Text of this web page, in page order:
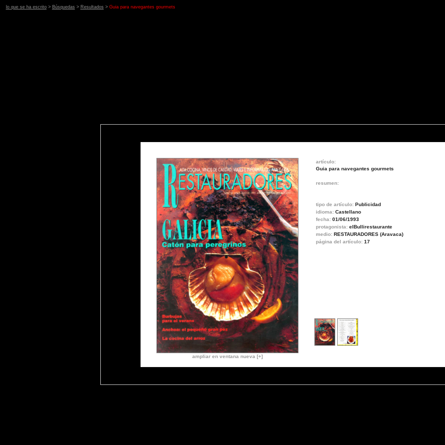
lo que se ha escrito> Búsquedas > Resultados > Guia para navegantes gourmets
artículo:
Guia para navegantes gourmets
resumen:
tipo de artículo: Publicidad
idioma: Castellano
fecha: 01/06/1993
protagonista: elBullirestaurante
medio: RESTAURADORES (Aravaca)
página del artículo: 17
ampliar en ventana nueva [+]